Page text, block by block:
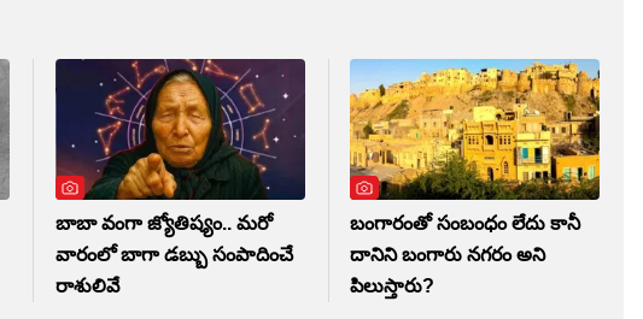
బాబా వంగా జ్యోతిష్యం.. మరో
వారంలో బాగా డబ్బు సంపాదించే
రాశులివే
బంగారంతో సంబంధం లేదు కానీ
దానిని బంగారు నగరం అని
పిలుస్తారు?